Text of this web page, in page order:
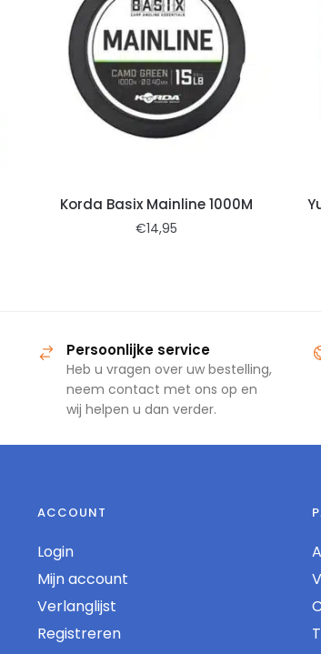
Korda Basix Mainline 1000M
€14,95
Persoonlijke service
Heb u vragen over uw bestelling,
neem contact met ons op en
wij helpen u dan verder.
ACCOUNT
Login
Mijn account
Verlanglijst
Registreren